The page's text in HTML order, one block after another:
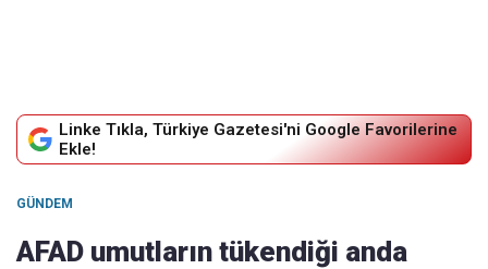
Linke Tıkla, Türkiye Gazetesi'ni Google Favorilerine
Ekle!
GÜNDEM
AFAD umutların tükendiği anda